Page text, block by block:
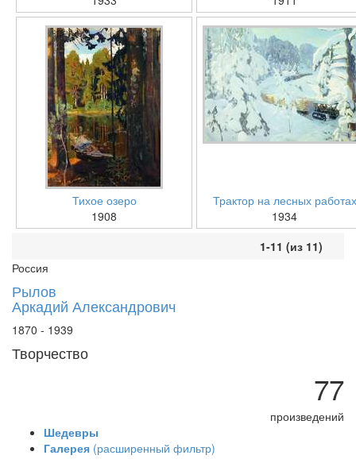
Тихое озеро
1908
Трактор на лесных работах
1934
1-11 (из 11)
Россия
Рылов
Аркадий Александрович
1870 - 1939
Творчество
77
произведений
Шедевры
Галерея (расширенный фильтр)